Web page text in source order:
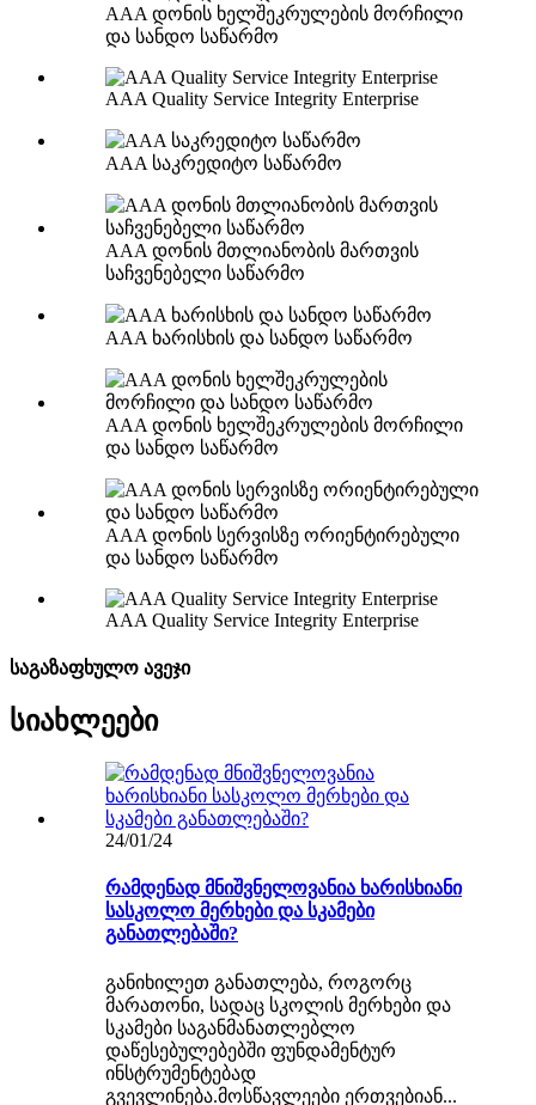
AAA დონის ხელშეკრულების მორჩილი
და სანდო საწარმო
AAA Quality Service Integrity Enterprise
AAA საკრედიტო საწარმო
AAA დონის მთლიანობის მართვის
საჩვენებელი საწარმო
AAA ხარისხის და სანდო საწარმო
AAA დონის ხელშეკრულების მორჩილი
და სანდო საწარმო
AAA დონის სერვისზე ორიენტირებული
და სანდო საწარმო
AAA Quality Service Integrity Enterprise
საგაზაფხულო ავეჯი
სიახლეები
24/01/24
რამდენად მნიშვნელოვანია ხარისხიანი
სასკოლო მერხები და სკამები
განათლებაში?
განიხილეთ განათლება, როგორც
მარათონი, სადაც სკოლის მერხები და
სკამები საგანმანათლებლო
დაწესებულებებში ფუნდამენტურ
ინსტრუმენტებად
გვევლინება.მოსწავლეები ერთვებიან...